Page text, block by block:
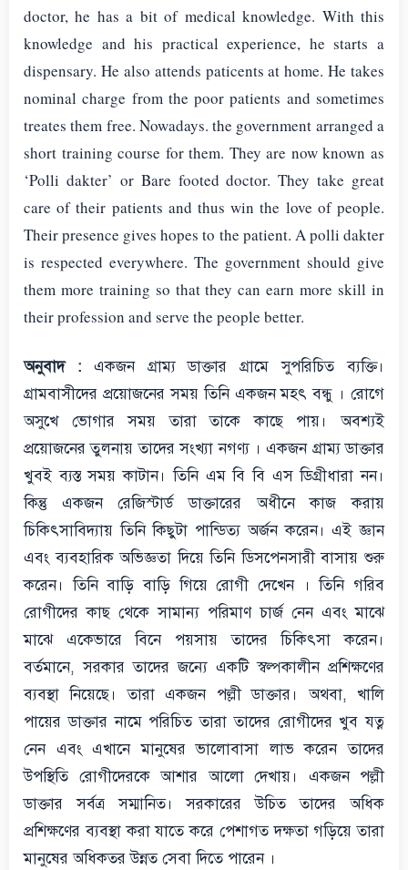
doctor, he has a bit of medical knowledge. With this
knowledge and his practical experience, he starts a
dispensary. He also attends paticents at home. He takes
nominal charge from the poor patients and sometimes
treates them free. Nowadays. the government arranged a
short training course for them. They are now known as
‘Polli dakter’ or Bare footed doctor. They take great
care of their patients and thus win the love of people.
Their presence gives hopes to the patient. A polli dakter
is respected everywhere. The government should give
them more training so that they can earn more skill in
their profession and serve the people better.
অনুবাদ :একজন গ্রাম্য ডাক্তার গ্রামে সুপরিচিত ব্যক্তি।
গ্রামবাসীদের প্রয়োজনের সময় তিনি একজন মহৎ বন্ধু । রোগে
অসুখে ভোগার সময় তারা তাকে কাছে পায়। অবশ্যই
প্রয়োজনের তুলনায় তাদের সংখ্যা নগণ্য । একজন গ্রাম্য ডাক্তার
খুবই ব্যস্ত সময় কাটান। তিনি এম বি বি এস ডিগ্রীধারা নন।
কিন্তু একজন রেজিস্টার্ড ডাক্তারের অধীনে কাজ করায়
চিকিৎসাবিদ্যায় তিনি কিছুটা পান্ডিত্য অর্জন করেন। এই জ্ঞান
এবং ব্যবহারিক অভিজ্ঞতা দিয়ে তিনি ডিসপেনসারী বাসায় শুরু
করেন। তিনি বাড়ি বাড়ি গিয়ে রোগী দেখেন । তিনি গরিব
রোগীদের কাছ থেকে সামান্য পরিমাণ চার্জ নেন এবং মাঝে
মাঝে একেভারে বিনে পয়সায় তাদের চিকিৎসা করেন।
বর্তমানে, সরকার তাদের জন্যে একটি স্বল্পকালীন প্রশিক্ষণের
ব্যবস্থা নিয়েছে। তারা একজন পল্লী ডাক্তার। অথবা, খালি
পায়ের ডাক্তার নামে পরিচিত তারা তাদের রোগীদের খুব যত্ন
নেন এবং এখানে মানুষের ভালোবাসা লাভ করেন তাদের
উপস্থিতি রোগীদেরকে আশার আলো দেখায়। একজন পল্লী
ডাক্তার সর্বত্র সম্মানিত। সরকারের উচিত তাদের অধিক
প্রশিক্ষণের ব্যবস্থা করা যাতে করে পেশাগত দক্ষতা গড়িয়ে তারা
মানুষের অধিকতর উন্নত সেবা দিতে পারেন ।